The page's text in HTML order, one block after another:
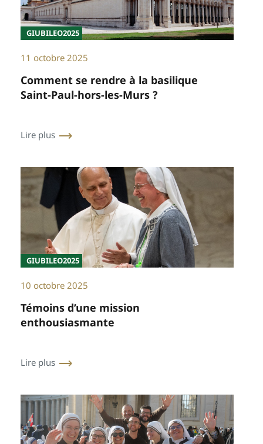
GIUBILEO2025
11 octobre 2025
Comment se rendre à la basilique
Saint-Paul-hors-les-Murs ?
Lire plus
GIUBILEO2025
10 octobre 2025
Témoins d’une mission
enthousiasmante
Lire plus